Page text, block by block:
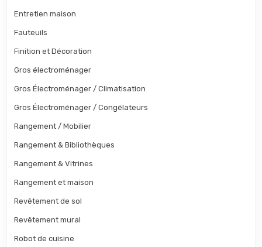
Entretien maison
Fauteuils
Finition et Décoration
Gros électroménager
Gros Électroménager / Climatisation
Gros Électroménager / Congélateurs
Rangement / Mobilier
Rangement & Bibliothèques
Rangement & Vitrines
Rangement et maison
Revêtement de sol
Revêtement mural
Robot de cuisine